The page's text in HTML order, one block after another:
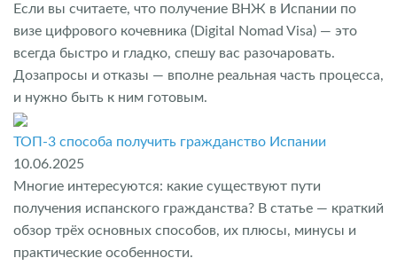
Если вы считаете, что получение ВНЖ в Испании по
визе цифрового кочевника (Digital Nomad Visa) — это
всегда быстро и гладко, спешу вас разочаровать.
Дозапросы и отказы — вполне реальная часть процесса,
и нужно быть к ним готовым.
ТОП-3 способа получить гражданство Испании
10.06.2025
Многие интересуются: какие существуют пути
получения испанского гражданства? В статье — краткий
обзор трёх основных способов, их плюсы, минусы и
практические особенности.